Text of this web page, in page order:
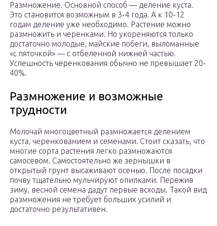
Размножение. Основной способ — деление куста.
Это становится возможным в 3-4 года. А к 10-12
годам деление уже необходимо. Растение можно
размножить и черенками. Но укореняются только
достаточно молодые, майские побеги, выломанные
«с пяточкой» — с отбеленной нижней частью.
Успешность черенкования обычно не превышает 20-
40%.
Размножение и возможные
трудности
Молочай многоцветный размножается делением
куста, черенкованием и семенами. Стоит сказать, что
многие сорта растения легко размножаются
самосевом. Самостоятельно же зернышки в
открытый грунт высаживают осенью. После посадки
почву тщательно мульчируют опилками. Пережив
зиму, весной семена дадут первые всходы. Такой вид
размножения не требует больших усилий и
достаточно результативен.